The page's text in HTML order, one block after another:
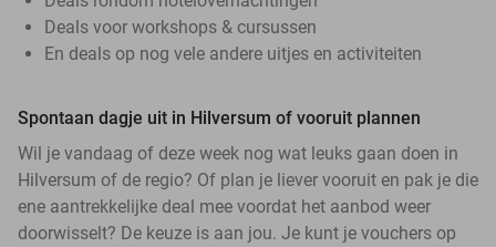
Deals voor workshops & cursussen
En deals op nog vele andere uitjes en activiteiten
Spontaan dagje uit in Hilversum of vooruit plannen
Wil je vandaag of deze week nog wat leuks gaan doen in
Hilversum of de regio? Of plan je liever vooruit en pak je die
ene aantrekkelijke deal mee voordat het aanbod weer
doorwisselt? De keuze is aan jou. Je kunt je vouchers op